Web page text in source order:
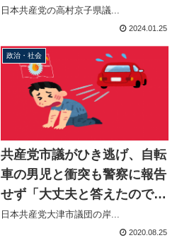
重傷を負わせる
日本共産党の高村京子県議...
2024.01.25
政治・社会
共産党市議がひき逃げ、自転
車の男児と衝突も警察に報告
せず「大丈夫と答えたので、
その場を離れた」
日本共産党大津市議団の岸...
2020.08.25